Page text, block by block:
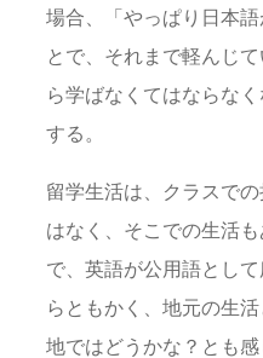
場合、「やっぱり日本
とで、それまで軽んじ
ら学ばなくてはならな
する。
留学生活は、クラスで
はなく、そこでの生活
で、英語が公用語とし
らともかく、地元の生
地ではどうかな？とも感